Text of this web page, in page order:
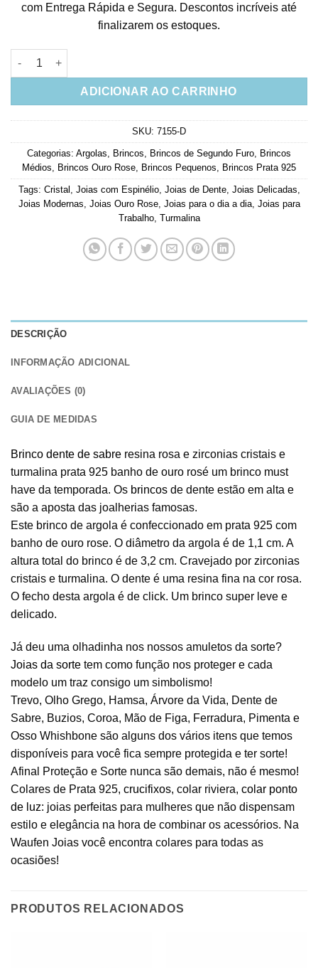
com Entrega Rápida e Segura. Descontos incríveis até
finalizarem os estoques.
Brinco dente de sabre resina rosa zirconias cristais e
ADICIONAR AO CARRINHO
SKU: 7155-D
Categorias: Argolas Brincos Brincos de Segundo Furo Brincos
Médios
Brincos Ouro Rose Brincos Pequenos Brincos Prata 925
Tags: Cristal Joias com Espinélio, Joias de Dente, Joias Delicadas
Joias Modernas Joias Ouro Rose, Joias para o dia a dia, Joias para
Trabalho, Turmalina
DESCRIÇÃO
INFORMAÇÃO ADICIONAL
AVALIAÇÕES (0)
GUIA DE MEDIDAS
Brinco dente de sabre resina rosa e zirconias cristais e
turmalina prata 925 banho de ouro rosé um brinco must
have da temporada. Os brincos de dente estão em alta e
são a aposta das joalherias famosas.
Este brinco de argola é confeccionado em prata 925 com
banho de ouro rose. O diâmetro da argola é de 1,1 cm. A
altura total do brinco é de 3,2 cm. Cravejado por zirconias
cristais e turmalina. O dente é uma resina fina na cor rosa.
O fecho desta argola é de click. Um brinco super leve e
delicado.
Já deu uma olhadinha nos nossos amuletos da sorte?
Joias da sorte tem como função nos proteger e cada
modelo um traz consigo um simbolismo!
Trevo, Olho Grego, Hamsa, Árvore da Vida, Dente de
Sabre, Buzios, Coroa, Mão de Figa, Ferradura, Pimenta e
Osso Whishbone são alguns dos vários itens que temos
disponíveis para você fica sempre protegida e ter sorte!
Afinal Proteção e Sorte nunca são demais, não é mesmo!
Colares de Prata 925, crucifixos, colar riviera, colar ponto
de luz: joias perfeitas para mulheres que não dispensam
estilo e elegância na hora de combinar os acessórios. Na
Waufen Joias você encontra colares para todas as
ocasiões!
PRODUTOS RELACIONADOS